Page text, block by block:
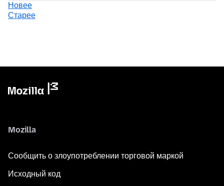
Новее
Старее
Mozilla
Сообщить о злоупотреблении торговой маркой
Исходный код